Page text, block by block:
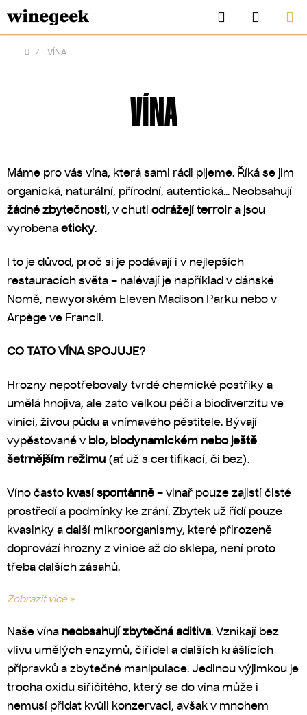
Přejít
na
obsah
Hledat
KOŠÍK
Domů
/ VÍNA
VÍNA
Máme pro vás vína, která sami rádi pijeme. Říká se jim
organická, naturální, přírodní, autentická... Neobsahují
žádné zbytečnosti, v chuti odrážejí terroira jsou
vyrobena eticky.
I to je důvod, proč si je podávají i v nejlepších
restauracích světa – nalévají je například v dánské
Nomě, newyorském Eleven Madison Parku nebo v
Arpège ve Francii.
CO TATO VÍNA SPOJUJE?
Hrozny nepotřebovaly tvrdé chemické postřiky a
umělá hnojiva, ale zato velkou péči a biodiverzitu ve
vinici, živou půdu a vnímavého pěstitele. Bývají
vypěstované v bio, biodynamickém nebo ještě
šetrnějším režimu (ať už s certifikací, či bez).
Víno často kvasí spontánně – vinař pouze zajistí čisté
prostředí a podmínky ke zrání. Zbytek už řídí pouze
kvasinky a další mikroorganismy, které přirozeně
doprovází hrozny z vinice až do sklepa, není proto
třeba dalších zásahů.
Zobrazit více »
Naše vína neobsahují zbytečná aditiva. Vznikají bez
vlivu umělých enzymů, čiřidel a dalších krášlících
přípravků a zbytečné manipulace. Jedinou výjimkou je
trocha oxidu siřičitého, který se do vína může i
nemusí přidat kvůli konzervaci, avšak v mnohem